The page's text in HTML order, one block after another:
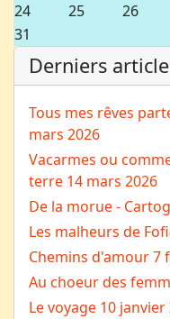
24
25 26
31
Derniers
Tous mes rêves
mars 2026
Vacarmes ou
terre 14 mars 2026
De la morue -
Les malheurs de
Chemins d'amour7
Au choeur des
Le voyage 10 janvier